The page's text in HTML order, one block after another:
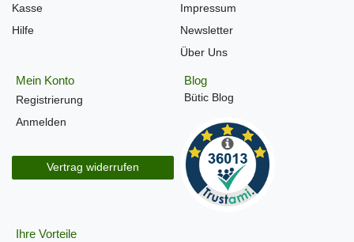
Kasse
Hilfe
Impressum
Newsletter
Über Uns
Mein Konto
Registrierung
Anmelden
Vertrag widerrufen
Blog
Bütic Blog
Ihre Vorteile